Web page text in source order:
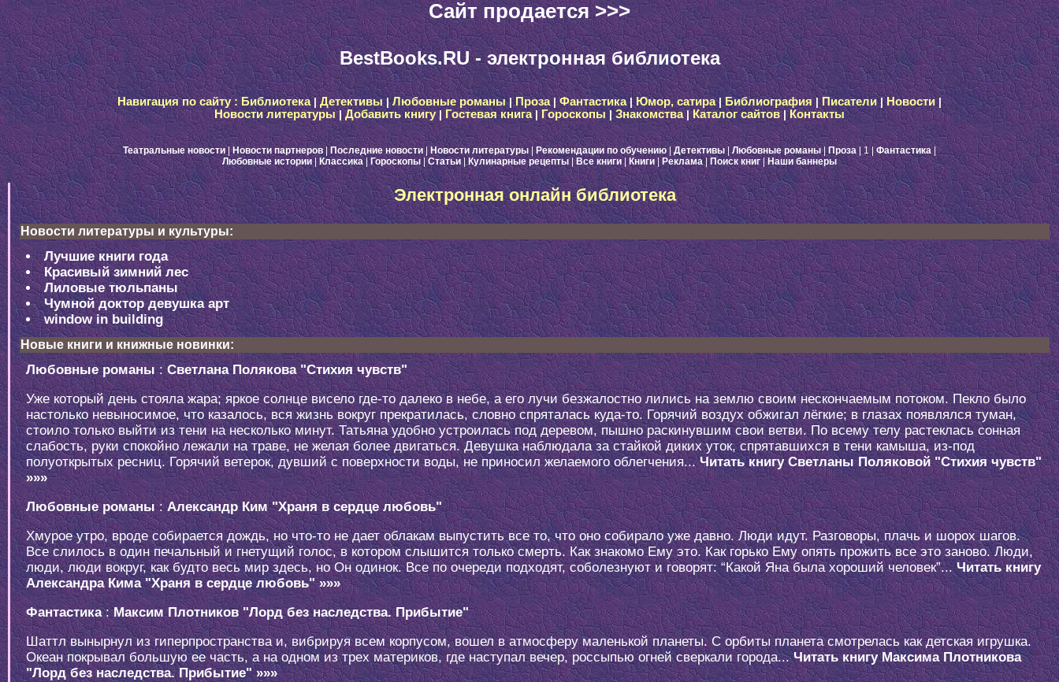
Сайт продается >>>
BestBooks.RU - электронная библиотека
Навигация по сайту : Библиотека| Детективы |Любовные романы|Проза| Фантастика|Юмор, сатира| Библиография| Писатели|Новости |
Новости литературы|Добавить книгу| Гостевая книга| Гороскопы|Знакомства|Каталог сайтов| Контакты
Театральные новости|Новости партнеров| Последние новости|Новости литературы|Рекомендации по обучению |Детективы|Любовные романы|Проза | 1 |Фантастика |
Любовные истории|Классика| Гороскопы|Статьи|Кулинарные рецепты |Все книги|Книги | Реклама| Поиск книг|Наши баннеры
Электронная онлайн библиотека
Новости литературы и культуры:
Лучшие книги года
Красивый зимний лес
Лиловые тюльпаны
Чумной доктор девушка арт
window in building
Новые книги и книжные новинки:
Любовные романы : Светлана Полякова "Стихия чувств"
Уже который день стояла жара; яркое солнце висело где-то далеко в небе, а его лучи безжалостно лились на землю своим нескончаемым потоком. Пекло было
настолько невыносимое, что казалось, вся жизнь вокруг прекратилась, словно спряталась куда-то. Горячий воздух обжигал лёгкие; в глазах появлялся туман,
стоило только выйти из тени на несколько минут. Татьяна удобно устроилась под деревом, пышно раскинувшим свои ветви. По всему телу растеклась сонная
слабость, руки спокойно лежали на траве, не желая более двигаться. Девушка наблюдала за стайкой диких уток, спрятавшихся в тени камыша, из-под
полуоткрытых ресниц. Горячий ветерок, дувший с поверхности воды, не приносил желаемого облегчения...Читать книгу Светланы Поляковой "Стихия чувств"
»»»
Любовные романы:Александр Ким "Храня в сердце любовь"
Хмурое утро, вроде собирается дождь, но что-то не дает облакам выпустить все то, что оно собирало уже давно. Люди идут. Разговоры, плачь и шорох шагов.
Все слилось в один печальный и гнетущий голос, в котором слышится только смерть. Как знакомо Ему это. Как горько Ему опять прожить все это заново. Люди,
люди, люди вокруг, как будто весь мир здесь, но Он одинок. Все по очереди подходят, соболезнуют и говорят: “Какой Яна была хороший человек”... Читать книгу
Александра Кима "Храня в сердце любовь" »»»
Фантастика:Максим Плотников "Лорд без наследства. Прибытие"
Шаттл вынырнул из гиперпространства и, вибрируя всем корпусом, вошел в атмосферу маленькой планеты. С орбиты планета смотрелась как детская игрушка.
Океан покрывал большую ее часть, а на одном из трех материков, где наступал вечер, россыпью огней сверкали города...Читать книгу Максима Плотникова
"Лорд без наследства. Прибытие" »»»